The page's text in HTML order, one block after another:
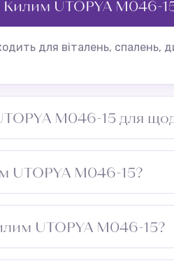
UTOPYA M046-
для віталень, спалень,
M046-15 для
UTOPYA M046-15?
UTOPYA M046-15?